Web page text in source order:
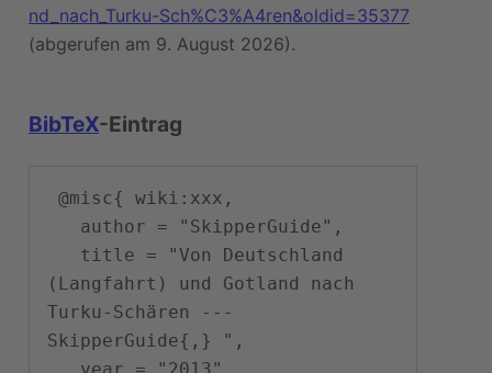
nd_nach_Turku-Sch%C3%A4ren&oldid=35377
(abgerufen am 9. August 2026).
BibTeX-Eintrag
(Langfahrt) und Gotland nach
Turku-Schären ---
SkipperGuide{,} ",